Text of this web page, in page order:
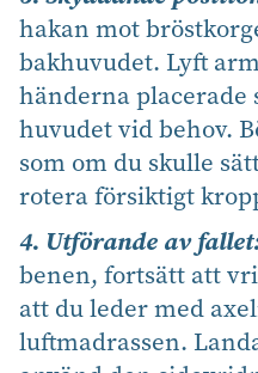
hakan mot
bakhuvudet. Lyft
händerna placerade
huvudet vid behov.
som om du skulle
rotera försiktigt
4. Utförande av
benen, fortsätt att
att du leder med
luftmadrassen.